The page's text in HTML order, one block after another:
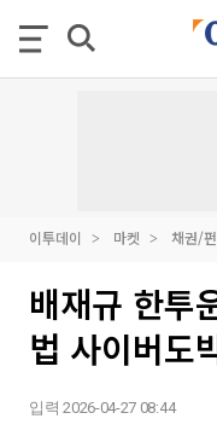
이투데이 마켓 채권/
배재규 한투
법 사이버도
입력 2026-04-27 08:44